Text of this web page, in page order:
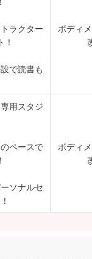
ラクター
で読書も
ボディ
用スタジ
ペースで
ソナルセ
ボディ